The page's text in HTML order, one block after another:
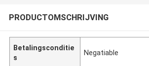
PRODUCTOMSCHRIJVING
Betalingsconditie
s
Negatiable